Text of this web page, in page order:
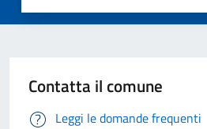
Contatta il comune
Leggi le domande frequenti